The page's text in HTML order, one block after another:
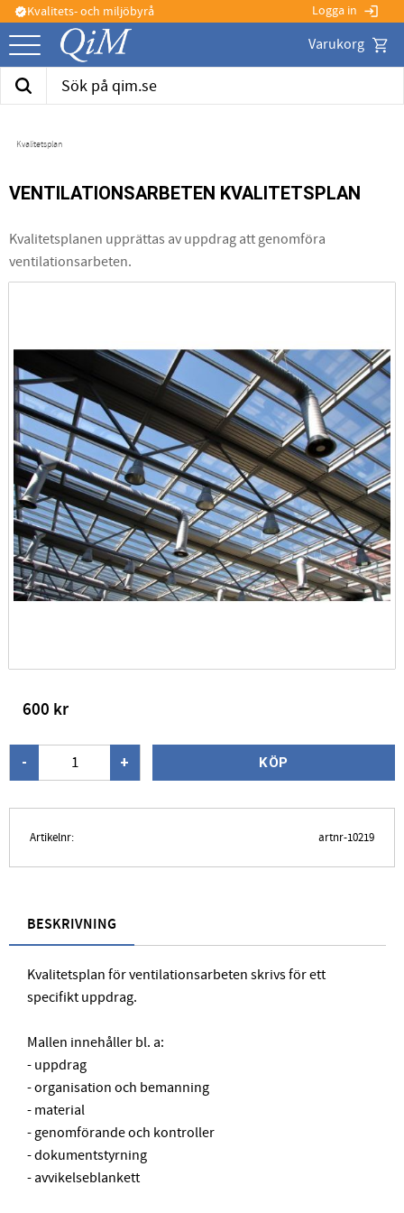
Meny
verifiedKvalitets- och miljöbyrå Logga in login
Kvalitetsplan
VENTILATIONSARBETEN KVALITETSPLAN
Kvalitetsplanen upprättas av uppdrag att genomföra
ventilationsarbeten.
600 kr
+
- KÖP
Artikelnr artnr-10219
BESKRIVNING
Kvalitetsplan för ventilationsarbeten skrivs för ett
specifikt uppdrag.
Mallen innehåller bl. a:
- uppdrag
- organisation och bemanning
- material
- genomförande och kontroller
- dokumentstyrning
- avvikelseblankett